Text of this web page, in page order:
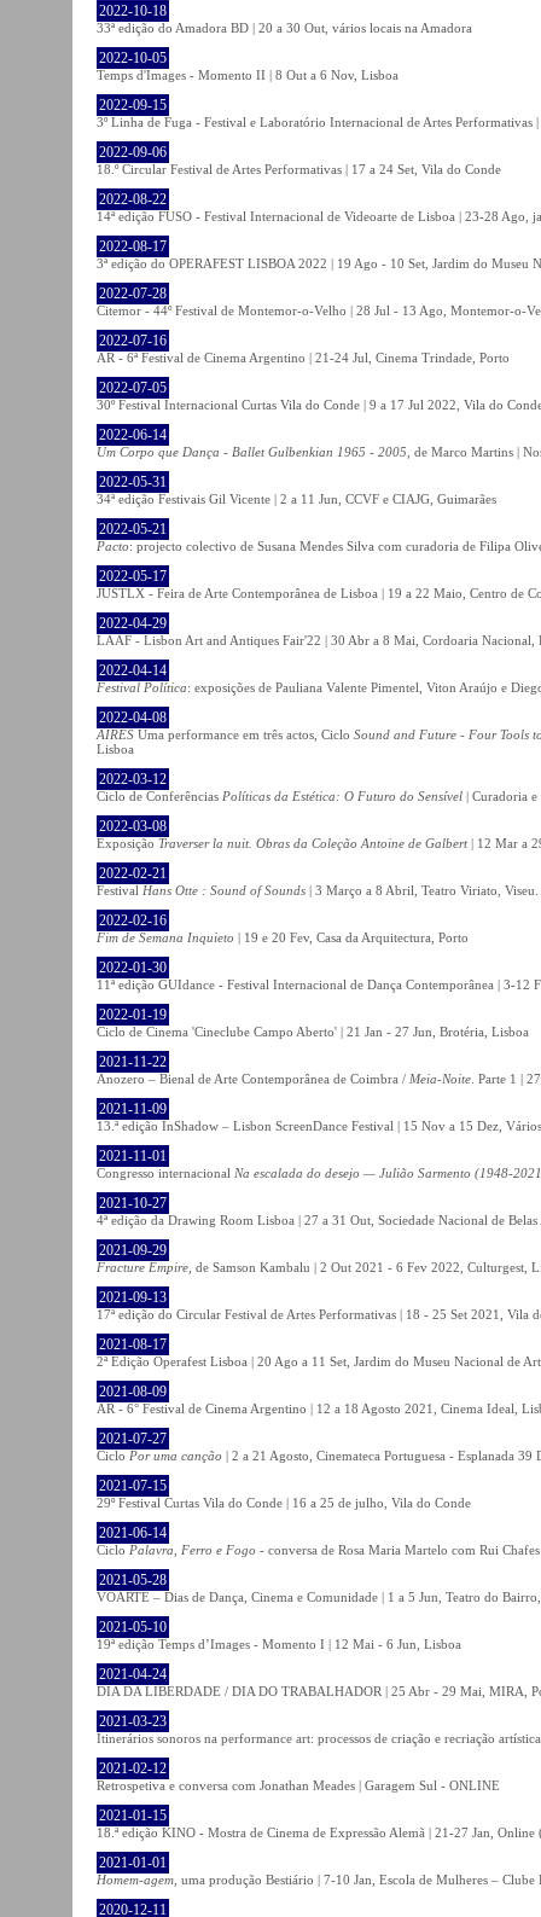
2022-10-18
33ª edição do Amadora BD | 20 a 30 Out, vários locais na Amadora
2022-10-05
Temps d'Images - Momento II | 8 Out a 6 Nov, Lisboa
2022-09-15
3º Linha de Fuga - Festival e Laboratório Internacional de Artes Performativas
2022-09-06
18.º Circular Festival de Artes Performativas | 17 a 24 Set, Vila do Conde
2022-08-22
14ª edição FUSO - Festival Internacional de Videoarte de Lisboa | 23-28 Ago,
2022-08-17
3ª edição do OPERAFEST LISBOA 2022 | 19 Ago - 10 Set, Jardim do Museu
2022-07-28
Citemor - 44º Festival de Montemor-o-Velho | 28 Jul - 13 Ago, Montemor-o-
2022-07-16
AR - 6ª Festival de Cinema Argentino | 21-24 Jul, Cinema Trindade, Porto
2022-07-05
30º Festival Internacional Curtas Vila do Conde | 9 a 17 Jul 2022, Vila do
2022-06-14
Um Corpo que Dança - Ballet Gulbenkian 1965 - 2005 , de Marco Martins |
2022-05-31
34ª edição Festivais Gil Vicente | 2 a 11 Jun, CCVF e CIAJG, Guimarães
2022-05-21
Pacto: projecto colectivo de Susana Mendes Silva com curadoria de Filipa
2022-05-17
JUSTLX - Feira de Arte Contemporânea de Lisboa | 19 a 22 Maio, Centro de
2022-04-29
LAAF - Lisbon Art and Antiques Fair'22 | 30 Abr a 8 Mai, Cordoaria Nacional,
2022-04-14
Festival Política: exposições de Pauliana Valente Pimentel, Viton Araújo e
2022-04-08
AIRES Uma performance em três actos, Ciclo Sound and Future - Four Tools
Lisboa
2022-03-12
Ciclo de Conferências Políticas da Estética: O Futuro do Sensível | Curadoria
2022-03-08
Exposição Traverser la nuit. Obras da Coleção Antoine de Galbert | 12 Mar a
2022-02-21
Festival Hans Otte : Sound of Sounds | 3 Março a 8 Abril, Teatro Viriato, Viseu.
2022-02-16
Fim de Semana Inquieto | 19 e 20 Fev, Casa da Arquitectura, Porto
2022-01-30
11ª edição GUIdance - Festival Internacional de Dança Contemporânea | 3-12
2022-01-19
Ciclo de Cinema 'Cineclube Campo Aberto' | 21 Jan - 27 Jun, Brotéria, Lisboa
2021-11-22
Anozero – Bienal de Arte Contemporânea de Coimbra / Meia-Noite . Parte 1 |
2021-11-09
13.ª edição InShadow – Lisbon ScreenDance Festival | 15 Nov a 15 Dez,
2021-11-01
Congresso internacional Na escalada do desejo — Julião Sarmento (1948-
2021-10-27
4ª edição da Drawing Room Lisboa | 27 a 31 Out, Sociedade Nacional de
2021-09-29
Fracture Empire , de Samson Kambalu | 2 Out 2021 - 6 Fev 2022, Culturgest,
2021-09-13
17ª edição do Circular Festival de Artes Performativas | 18 - 25 Set 2021, Vila
2021-08-17
2ª Edição Operafest Lisboa | 20 Ago a 11 Set, Jardim do Museu Nacional de
2021-08-09
AR - 6° Festival de Cinema Argentino | 12 a 18 Agosto 2021, Cinema Ideal,
2021-07-27
Ciclo Por uma canção | 2 a 21 Agosto, Cinemateca Portuguesa - Esplanada 39
2021-07-15
29º Festival Curtas Vila do Conde | 16 a 25 de julho, Vila do Conde
2021-06-14
Ciclo Palavra, Ferro e Fogo - conversa de Rosa Maria Martelo com Rui
2021-05-28
VOARTE – Dias de Dança, Cinema e Comunidade | 1 a 5 Jun, Teatro do
2021-05-10
19ª edição Temps d’Images - Momento I | 12 Mai - 6 Jun, Lisboa
2021-04-24
DIA DA LIBERDADE / DIA DO TRABALHADOR | 25 Abr - 29 Mai, MIRA,
2021-03-23
Itinerários sonoros na performance art: processos de criação e recriação
2021-02-12
Retrospetiva e conversa com Jonathan Meades | Garagem Sul - ONLINE
2021-01-15
18.ª edição KINO - Mostra de Cinema de Expressão Alemã | 21-27 Jan,
2021-01-01
Homem-agem , uma produção Bestiário | 7-10 Jan, Escola de Mulheres – Clube
2020-12-11